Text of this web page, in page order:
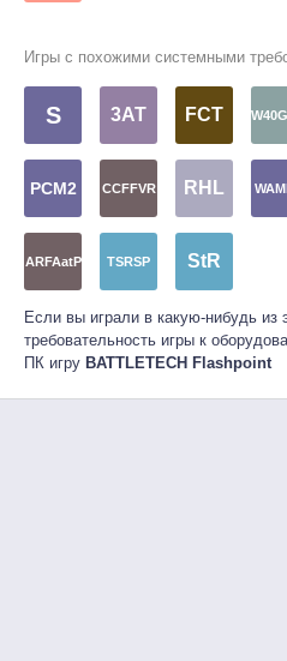
Игры с похожими системными
S 3AT FCT
PCM2 CCFFVR RHL
ARFAatP TSRSP StR
Если вы играли в какую-нибудь из
требовательность игры к
ПК игру BATTLETECH Flashpoint